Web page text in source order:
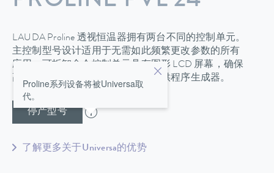
LAUDA Proline 透视恒温器拥有两台不同的控制单元。
主控制型号设计适用于无需如此频繁更改参数的所有
应用。可拆卸命令控制单元具有图形 LCD 屏幕，确保
高度的操作舒适性，同时还额外提供程序生成器。
停产型号
Proline系列设备将被Universa取
代。
了解更多关于Universa的优势